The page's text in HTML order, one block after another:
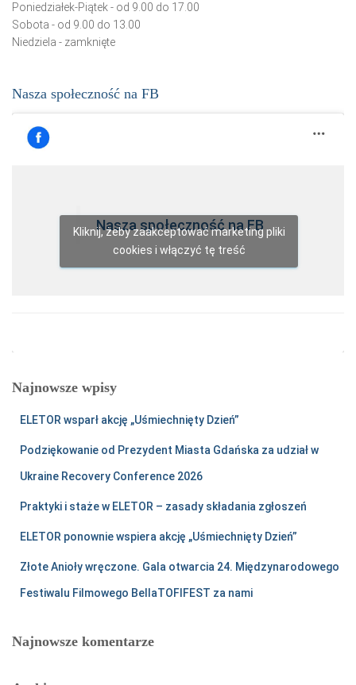
Poniedziałek-Piątek - od 9.00 do 17.00
Sobota - od 9.00 do 13.00
Niedziela - zamknięte
Nasza społeczność na FB
Nasza społeczność na FB
Kliknij, żeby zaakceptować marketing pliki
cookies i włączyć tę treść
Najnowsze wpisy
ELETOR wsparł akcję „Uśmiechnięty Dzień”
Podziękowanie od Prezydent Miasta Gdańska za udział w
Ukraine Recovery Conference 2026
Praktyki i staże w ELETOR – zasady składania zgłoszeń
ELETOR ponownie wspiera akcję „Uśmiechnięty Dzień”
Złote Anioły wręczone. Gala otwarcia 24. Międzynarodowego
Festiwalu Filmowego BellaTOFIFEST za nami
Najnowsze komentarze